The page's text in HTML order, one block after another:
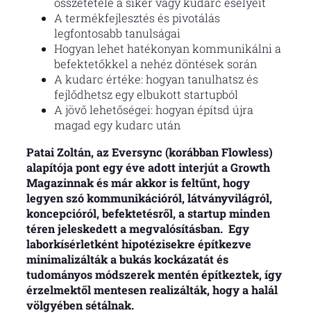
A termékfejlesztés és pivotálás
legfontosabb tanulságai
Hogyan lehet hatékonyan kommunikálni a
befektetőkkel a nehéz döntések során
A kudarc értéke: hogyan tanulhatsz és
fejlődhetsz egy elbukott startupból
A jövő lehetőségei: hogyan építsd újra
magad egy kudarc után
Patai Zoltán, az Eversync (korábban Flowless)
alapítója pont egy éve adott interjút a Growth
Magazinnak és már akkor is feltűnt, hogy
legyen szó kommunikációról, látványvilágról,
koncepcióról, befektetésről, a startup minden
téren jeleskedett a megvalósításban. Egy
laborkísérletként hipotézisekre építkezve
minimalizálták a bukás kockázatát és
tudományos módszerek mentén építkeztek, így
érzelmektől mentesen realizálták, hogy a halál
völgyében sétálnak.